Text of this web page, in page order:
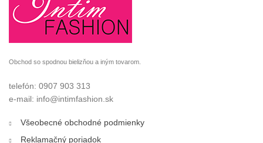
Obchod so spodnou bielizňou a iným tovarom.
telefón: 0907 903 313
e-mail: info@intimfashion.sk
Všeobecné obchodné podmienky
Reklamačný poriadok